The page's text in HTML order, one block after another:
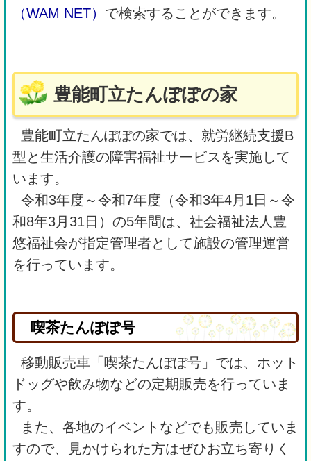
（WAM NET） で検索することができます。
豊能町立たんぽぽの家
豊能町立たんぽぽの家では、就労継続支援B
型と生活介護の障害福祉サービスを実施して
います。
令和3年度～令和7年度（令和3年4月1日～令
和8年3月31日）の5年間は、社会福祉法人豊
悠福祉会が指定管理者として施設の管理運営
を行っています。
喫茶たんぽぽ号
移動販売車「喫茶たんぽぽ号」では、ホット
ドッグや飲み物などの定期販売を行っていま
す。
また、各地のイベントなどでも販売していま
すので、見かけられた方はぜひお立ち寄りく